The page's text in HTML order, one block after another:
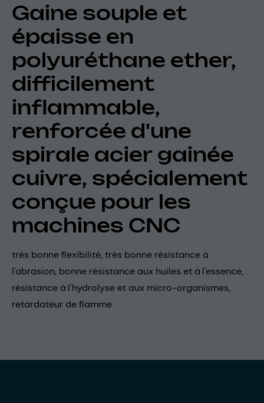
Gaine souple et
épaisse en
polyuréthane ether,
difficilement
inflammable,
renforcée d'une
spirale acier gainée
cuivre, spécialement
conçue pour les
machines CNC
très bonne flexibilité, très bonne résistance à
l'abrasion, bonne résistance aux huiles et à l'essence,
résistance à l'hydrolyse et aux micro-organismes,
retardateur de flamme